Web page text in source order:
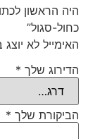
היה הראשון
כחול-סגול”
האימייל לא
הדירוג שלך *
הביקורת שלך *